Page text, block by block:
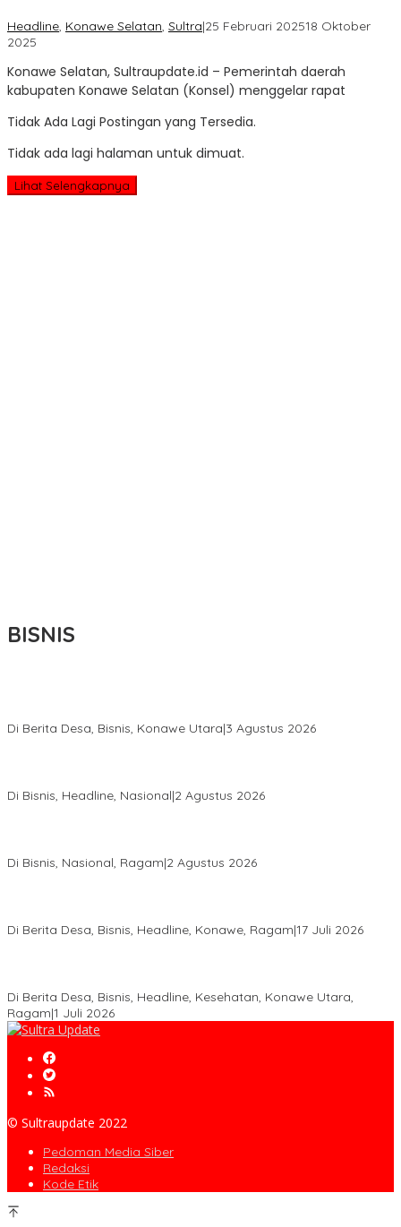
Headline, Konawe Selatan, Sultra|25 Februari 202518 Oktober
2025
Update
Konawe Selatan, Sultraupdate.id – Pemerintah daerah
kabupaten Konawe Selatan (Konsel) menggelar rapat
Tidak Ada Lagi Postingan yang Tersedia.
Tidak ada lagi halaman untuk dimuat.
Lihat Selengkapnya
BISNIS
Di Berita Desa, Bisnis, Konawe Utara|3 Agustus 2026
Di Bisnis, Headline, Nasional|2 Agustus 2026
Di Bisnis, Nasional, Ragam|2 Agustus 2026
Di Berita Desa, Bisnis, Headline, Konawe, Ragam|17 Juli 2026
Di Berita Desa, Bisnis, Headline, Kesehatan, Konawe Utara,
Ragam|1 Juli 2026
© Sultraupdate 2022
Pedoman Media Siber
Redaksi
Kode Etik